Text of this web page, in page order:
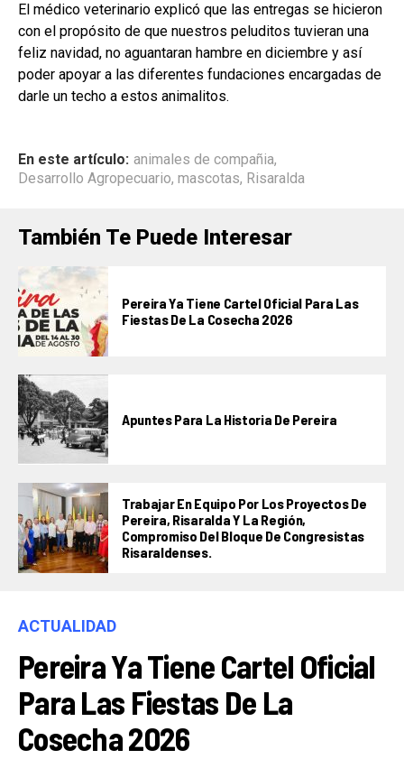
El médico veterinario explicó que las entregas se hicieron
con el propósito de que nuestros peluditos tuvieran una
feliz navidad, no aguantaran hambre en diciembre y así
poder apoyar a las diferentes fundaciones encargadas de
darle un techo a estos animalitos.
En este artículo: animales de compañia,
Desarrollo Agropecuario, mascotas, Risaralda
También Te Puede Interesar
Pereira Ya Tiene Cartel Oficial Para Las
Fiestas De La Cosecha 2026
Apuntes Para La Historia De Pereira
Trabajar En Equipo Por Los Proyectos De
Pereira, Risaralda Y La Región,
Compromiso Del Bloque De Congresistas
Risaraldenses.
ACTUALIDAD
Pereira Ya Tiene Cartel Oficial
Para Las Fiestas De La
Cosecha 2026